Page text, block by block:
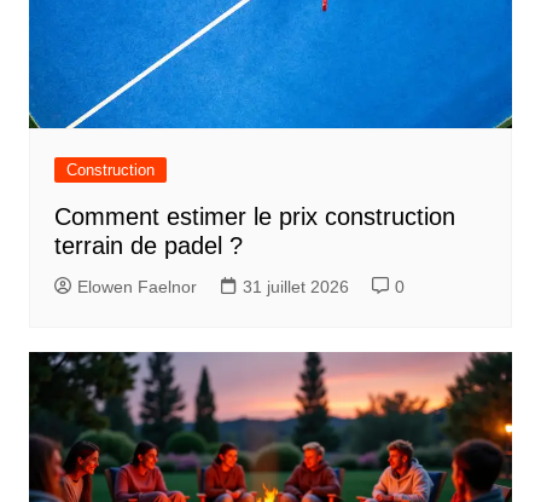
Construction
Comment estimer le prix construction
terrain de padel ?
Elowen Faelnor 31 juillet 2026 0